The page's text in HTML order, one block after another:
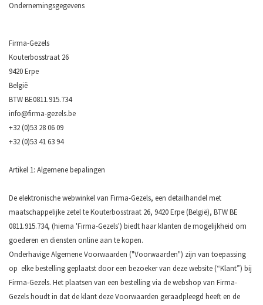
Ondernemingsgegevens
Firma-Gezels
Kouterbosstraat 26
9420 Erpe
België
BTW BE0811.915.734
info@firma-gezels.be
+32 (0)53 28 06 09
+32 (0)53 41 63 94
Artikel 1: Algemene bepalingen
De elektronische webwinkel van Firma-Gezels, een detailhandel met
maatschappelijke zetel te Kouterbosstraat 26, 9420 Erpe (België), BTW BE
0811.915.734, (hierna 'Firma-Gezels') biedt haar klanten de mogelijkheid om
goederen en diensten online aan te kopen.
Onderhavige Algemene Voorwaarden ("Voorwaarden") zijn van toepassing
op elke bestelling geplaatst door een bezoeker van deze website (“Klant”) bij
Firma-Gezels. Het plaatsen van een bestelling via de webshop van Firma-
Gezels houdt in dat de klant deze Voorwaarden geraadpleegd heeft en de